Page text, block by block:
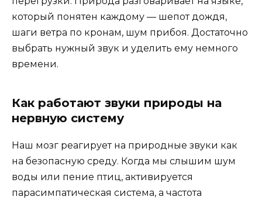
который понятен каждому — шепот дождя,
шаги ветра по кронам, шум прибоя. Достаточно
выбрать нужный звук и уделить ему немного
времени.
Как работают звуки природы на
нервную систему
Наш мозг реагирует на природные звуки как
на безопасную среду. Когда мы слышим шум
воды или пение птиц, активируется
парасимпатическая система, а частота